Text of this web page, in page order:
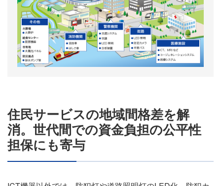
住民サービスの地域間格差を解
消。世代間での資金負担の公平性
担保にも寄与